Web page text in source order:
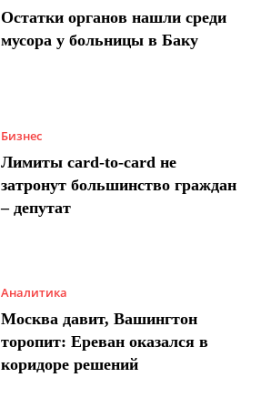
Остатки органов нашли среди
мусора у больницы в Баку
Бизнес
Лимиты card-to-card не
затронут большинство граждан
– депутат
Аналитика
Москва давит, Вашингтон
торопит: Ереван оказался в
коридоре решений